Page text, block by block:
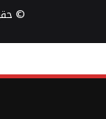
© حقوق النشر